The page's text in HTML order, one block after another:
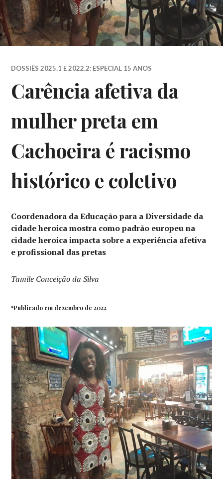
DOSSIÊS 2025.1 E 2022.2: ESPECIAL 15 ANOS
Carência afetiva da
mulher preta em
Cachoeira é racismo
histórico e coletivo
Coordenadora da Educação para a Diversidade da
cidade heroica mostra como padrão europeu na
cidade heroica impacta sobre a experiência afetiva
e profissional das pretas
Tamile Conceição da Silva
*Publicado em dezembro de 2022